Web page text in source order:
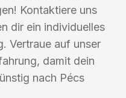
Kontaktiere uns
dir ein individuelles
Vertraue auf unser
damit dein
nach Pécs